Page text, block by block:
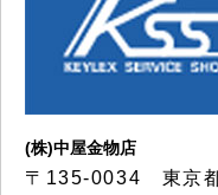
(株)中屋金物店
〒135-0034 東京